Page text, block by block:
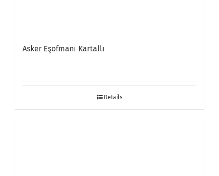
Asker Eşofmanı Kartallı
Details